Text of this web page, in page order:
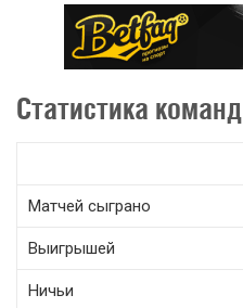
Статистика команд
Матчей сыграно
Выигрышей
Ничьи